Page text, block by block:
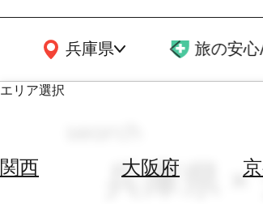
兵庫県
関西広域MAP 旅の安
エリア選択
関西 大阪府
兵庫県